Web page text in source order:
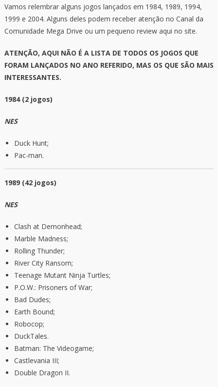
Vamos relembrar alguns jogos lançados em 1984, 1989, 1994,
1999 e 2004. Alguns deles podem receber atenção no Canal da
Comunidade Mega Drive ou um pequeno review aqui no site.
ATENÇÃO, AQUI NÃO É A LISTA DE TODOS OS JOGOS QUE
FORAM LANÇADOS NO ANO REFERIDO, MAS OS QUE SÃO MAIS
INTERESSANTES.
1984 (2 jogos)
NES
Duck Hunt;
Pac-man.
1989 (42 jogos)
NES
Clash at Demonhead;
Marble Madness;
Rolling Thunder;
River City Ransom;
Teenage Mutant Ninja Turtles;
P.O.W.: Prisoners of War;
Bad Dudes;
Earth Bound;
Robocop;
DuckTales.
Batman: The Videogame;
Castlevania III;
Double Dragon II.